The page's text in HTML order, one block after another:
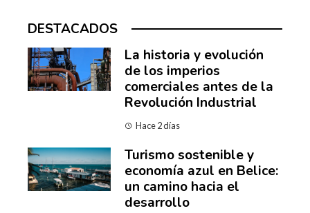
DESTACADOS
La historia y evolución
de los imperios
comerciales antes de la
Revolución Industrial
Hace 2 días
Turismo sostenible y
economía azul en Belice:
un camino hacia el
desarrollo